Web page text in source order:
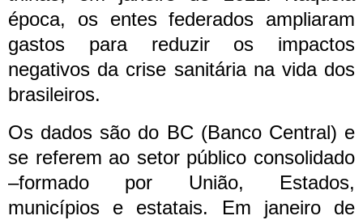
época, os entes federados ampliaram
gastos para reduzir os impactos
negativos da crise sanitária na vida dos
brasileiros.
Os dados são do BC (Banco Central) e
se referem ao setor público consolidado
–formado por União, Estados,
municípios e estatais. Em janeiro de